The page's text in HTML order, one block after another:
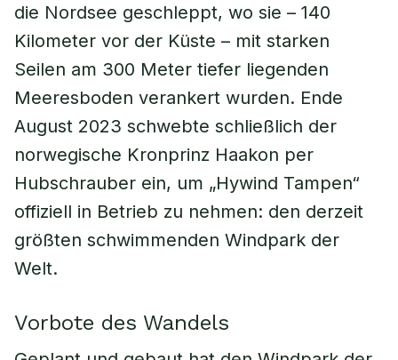
die Nordsee geschleppt, wo sie – 140
Kilometer vor der Küste – mit starken
Seilen am 300 Meter tiefer liegenden
Meeresboden verankert wurden. Ende
August 2023 schwebte schließlich der
norwegische Kronprinz Haakon per
Hubschrauber ein, um „Hywind Tampen“
offiziell in Betrieb zu nehmen: den derzeit
größten schwimmenden Windpark der
Welt.
Vorbote des Wandels